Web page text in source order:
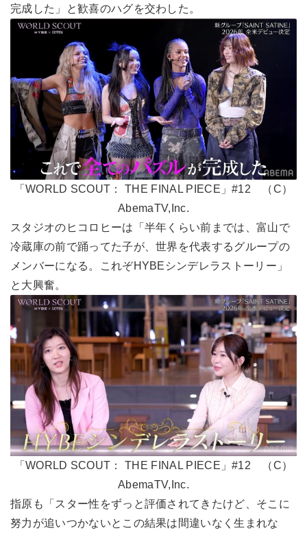
完成した」と歓喜のハグを交わした。
「WORLD SCOUT： THE FINAL PIECE」#12 （C）
AbemaTV,Inc.
スタジオのヒコロヒーは「半年くらい前までは、富山で
冷蔵庫の前で踊ってた子が、世界を代表するグループの
メンバーになる。これぞHYBEシンデレラストーリー」
と大興奮。
「WORLD SCOUT： THE FINAL PIECE」#12 （C）
AbemaTV,Inc.
指原も「スター性をずっと評価されてきたけど、そこに
努力が追いつかないとこの結果は間違いなく生まれな